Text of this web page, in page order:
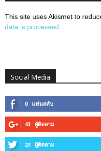
This site uses Akismet to
data is processed.
Social Media
0 แฟนคลับ
43 ผู้ติดตาม
23 ผู้ติดตาม